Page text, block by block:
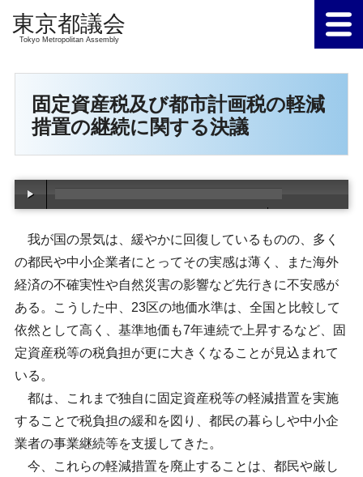
Tokyo Metropolitan Assembly
固定資産税及び都市計画税の軽減
措置の継続に関する決議
我が国の景気は、緩やかに回復しているものの、多く
の都民や中小企業者にとってその実感は薄く、また海外
経済の不確実性や自然災害の影響など先行きに不安感が
ある。こうした中、23区の地価水準は、全国と比較して
依然として高く、基準地価も7年連続で上昇するなど、固
定資産税等の税負担が更に大きくなることが見込まれて
いる。
都は、これまで独自に固定資産税等の軽減措置を実施
することで税負担の緩和を図り、都民の暮らしや中小企
業者の事業継続等を支援してきた。
今、これらの軽減措置を廃止することは、都民や厳し